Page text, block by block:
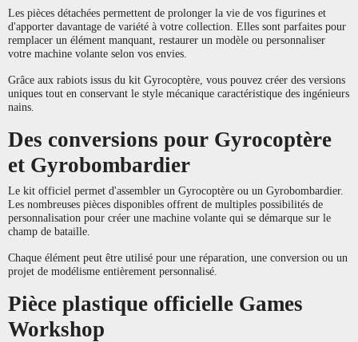
Les pièces détachées permettent de prolonger la vie de vos figurines et
d'apporter davantage de variété à votre collection. Elles sont parfaites pour
remplacer un élément manquant, restaurer un modèle ou personnaliser
votre machine volante selon vos envies.
Grâce aux rabiots issus du kit Gyrocoptère, vous pouvez créer des versions
uniques tout en conservant le style mécanique caractéristique des ingénieurs
nains.
Des conversions pour Gyrocoptère
et Gyrobombardier
Le kit officiel permet d'assembler un Gyrocoptère ou un Gyrobombardier.
Les nombreuses pièces disponibles offrent de multiples possibilités de
personnalisation pour créer une machine volante qui se démarque sur le
champ de bataille.
Chaque élément peut être utilisé pour une réparation, une conversion ou un
projet de modélisme entièrement personnalisé.
Pièce plastique officielle Games
Workshop